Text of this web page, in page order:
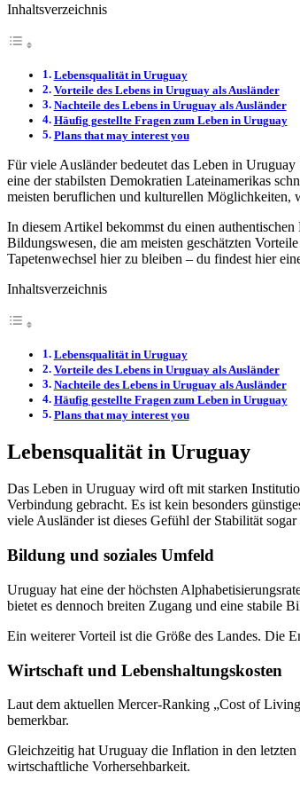
Inhaltsverzeichnis
Lebensqualität in Uruguay
Vorteile des Lebens in Uruguay als Ausländer
Nachteile des Lebens in Uruguay als Ausländer
Häufig gestellte Fragen zum Leben in Uruguay
Plans that may interest you
Für viele Ausländer bedeutet das Leben in
eine der stabilsten Demokratien Lateinamerikas
meisten beruflichen und kulturellen Möglichkeiten,
In diesem Artikel bekommst du einen
Bildungswesen, die am meisten geschätzten
Tapetenwechsel hier zu bleiben – du findest hier
Inhaltsverzeichnis
Lebensqualität in Uruguay
Vorteile des Lebens in Uruguay als Ausländer
Nachteile des Lebens in Uruguay als Ausländer
Häufig gestellte Fragen zum Leben in Uruguay
Plans that may interest you
Lebensqualität in Uruguay
Das Leben in Uruguay wird oft mit starken
Verbindung gebracht. Es ist kein besonders
viele Ausländer ist dieses Gefühl der Stabilität
Bildung und soziales Umfeld
Uruguay hat eine der höchsten
bietet es dennoch breiten Zugang und eine stabile
Ein weiterer Vorteil ist die Größe des Landes. Die
Wirtschaft und Lebenshaltungskosten
Laut dem aktuellen Mercer-Ranking „Cost of
bemerkbar.
Gleichzeitig hat Uruguay die Inflation in den
wirtschaftliche Vorhersehbarkeit.